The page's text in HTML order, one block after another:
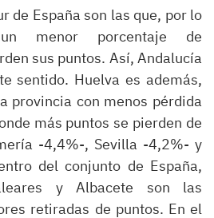
de España son las que, por lo
menor porcentaje de
sus puntos. Así, Andalucía
sentido. Huelva es además,
provincia con menos pérdida
más puntos se pierden de
-4,4%-, Sevilla -4,2%- y
del conjunto de España,
y Albacete son las
retiradas de puntos. En el